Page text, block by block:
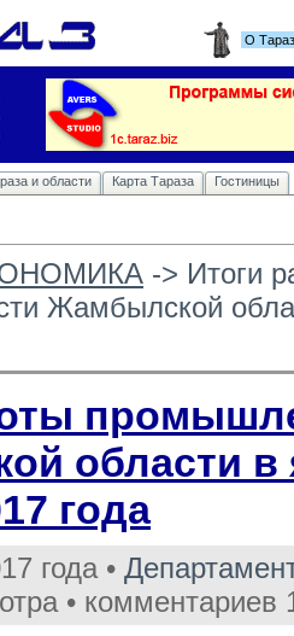
О
и области Карта Тараза Гостиницы
-> Итоги
Жамбылской
области в
года
года •
• комментариев